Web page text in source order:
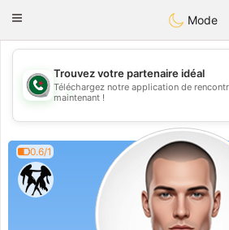
Weshrak
Toggle
Mode
💖
💕
Trouvez votre partenaire idéal
Téléchargez notre application de
maintenant !
0.6/1